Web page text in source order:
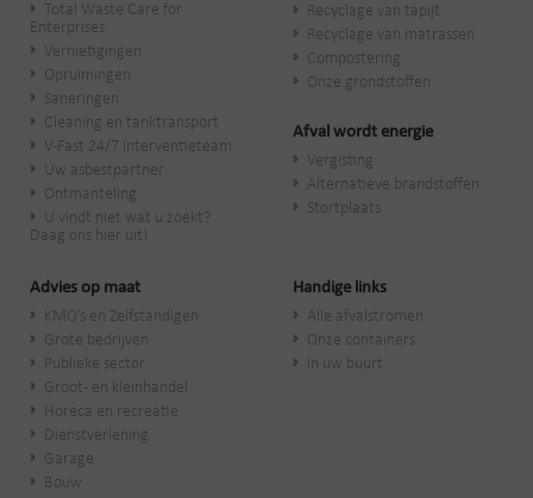
Total Waste Care for
Enterprises
Vernietigingen
Opruimingen
Saneringen
Cleaning en tanktransport
V-Fast 24/7 interventieteam
Uw asbestpartner
Ontmanteling
U vindt niet wat u zoekt?
Daag ons hier uit!
Recyclage van tapijt
Recyclage van matrassen
Compostering
Onze grondstoffen
Afval wordt energie
Vergisting
Alternatieve brandstoffen
Stortplaats
Advies op maat
KMO’s en Zelfstandigen
Grote bedrijven
Publieke sector
Groot- en kleinhandel
Horeca en recreatie
Dienstverlening
Garage
Bouw
Handige links
Alle afvalstromen
Onze containers
In uw buurt